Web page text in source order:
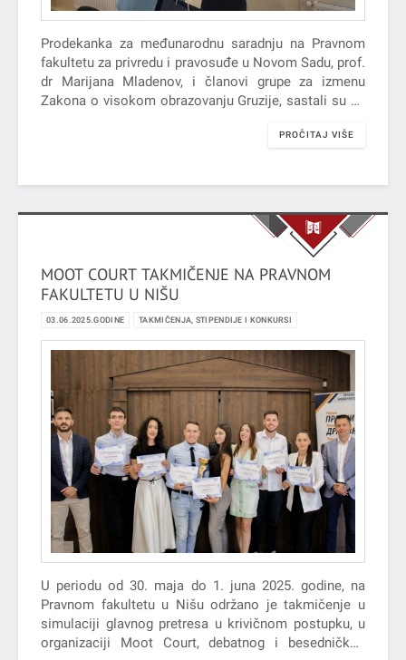
Prodekanka za međunarodnu saradnju na Pravnom
fakultetu za privredu i pravosuđe u Novom Sadu, prof.
dr Marijana Mladenov, i članovi grupe za izmenu
Zakona o visokom obrazovanju Gruzije, sastali su se
PROČITAJ VIŠE
MOOT COURT TAKMIČENJE NA PRAVNOM
FAKULTETU U NIŠU
03.06.2025.GODINE TAKMIČENJA, STIPENDIJE I KONKURSI
U periodu od 30. maja do 1. juna 2025. godine, na
Pravnom fakultetu u Nišu održano je takmičenje u
simulaciji glavnog pretresa u krivičnom postupku, u
organizaciji Moot Court, debatnog i besedničkog